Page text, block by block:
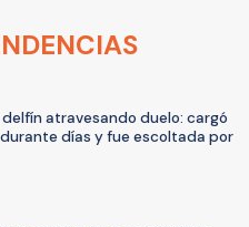
atravesando duelo: cargó
días y fue escoltada por